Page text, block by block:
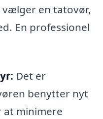
vælger en tatovør,
En professionel
Det er
benytter nyt
minimere